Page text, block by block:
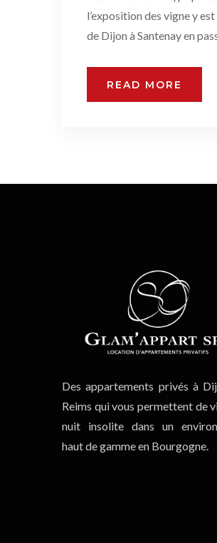
l’exposition des vigne y
de Dijon à Santenay en
READ MORE
Des appartements privés à
Reims qui vous permettent de
nuit insolite dans un
haut de gamme en Bourgogne.